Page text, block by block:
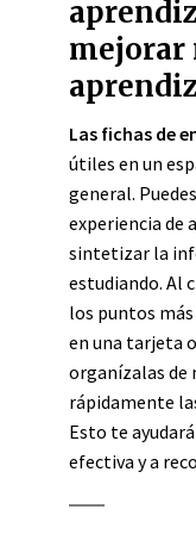
mejorar
Las fichas de
útiles en un
general.
experiencia de
sintetizar la
estudiando. Al
los puntos
en una tarjeta
organízalas de
rápidamente
Esto te
efectiva y a